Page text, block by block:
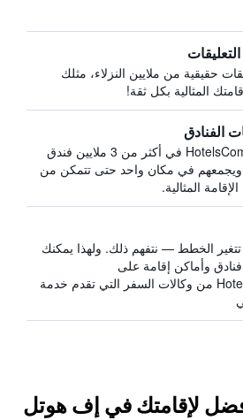
حقيقية من ملايين النزلاء، مثلك
المثالية بكل ثقة!
الفنادق
يبحث HotelsCombined في أكثر من 3 ملايين فندق
ويجمعهم في مكان واحد حتى تتمكن من
المثالية.
الخطط — نتفهم ذلك. ولهذا يمكنك
وأماكن إقامة على
HotelsCombined من وكالات السفر التي تقدم خدمة
لإقامتك في إف هوتل